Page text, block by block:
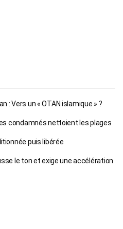
: Vers un « OTAN islamique » ?
condamnés nettoient les plages
puis libérée
le ton et exige une accélération